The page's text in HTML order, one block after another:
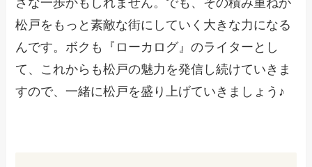
松戸をもっと素敵な街にしていく大きな力になる
んです。ボクも『ローカログ』のライターとし
て、これからも松戸の魅力を発信し続けていきま
すので、一緒に松戸を盛り上げていきましょう♪